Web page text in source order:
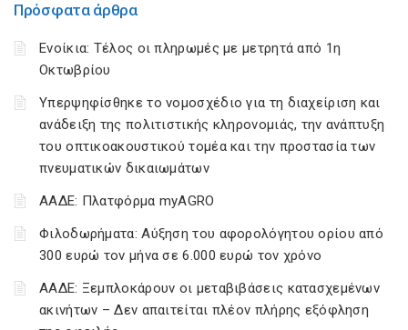
Πρόσφατα άρθρα
Ενοίκια: Τέλος οι πληρωμές με μετρητά από 1η
Οκτωβρίου
Υπερψηφίσθηκε το νομοσχέδιο για τη διαχείριση και
ανάδειξη της πολιτιστικής κληρονομιάς, την ανάπτυξη
του οπτικοακουστικού τομέα και την προστασία των
πνευματικών δικαιωμάτων
ΑΑΔΕ: Πλατφόρμα myAGRO
Φιλοδωρήματα: Αύξηση του αφορολόγητου ορίου από
300 ευρώ τον μήνα σε 6.000 ευρώ τον χρόνο
ΑΑΔΕ: Ξεμπλοκάρουν οι μεταβιβάσεις κατασχεμένων
ακινήτων – Δεν απαιτείται πλέον πλήρης εξόφληση